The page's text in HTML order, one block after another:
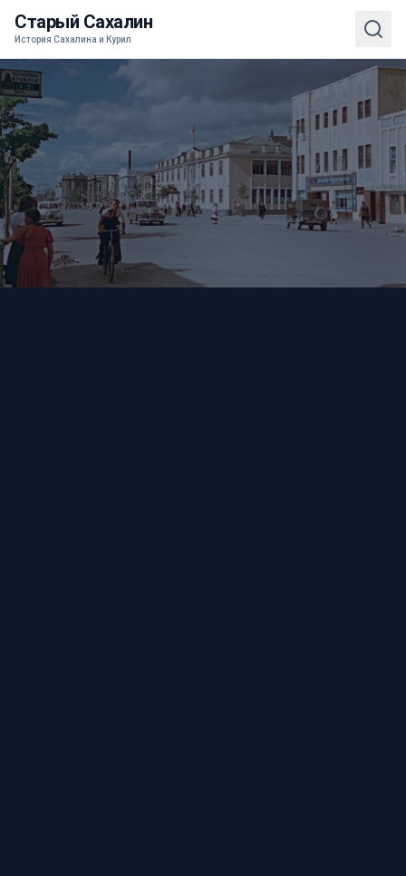
Старый Сахалин
История Сахалина и Курил